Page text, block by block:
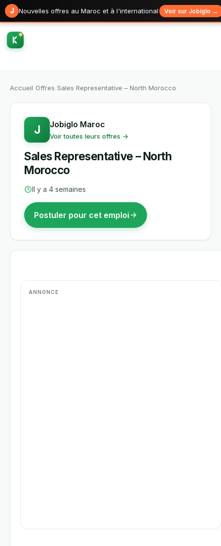
J Nouvelles offres au Maroc et à l'international Voir sur Jobiglo →
Accueil Offres Sales Representative – North Morocco
J Jobiglo Maroc
Voir toutes leurs offres →
Sales Representative – North
Morocco
Il y a 4 semaines
Postuler pour cet emploi